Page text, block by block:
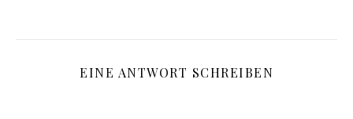
EINE ANTWORT SCHREIBEN